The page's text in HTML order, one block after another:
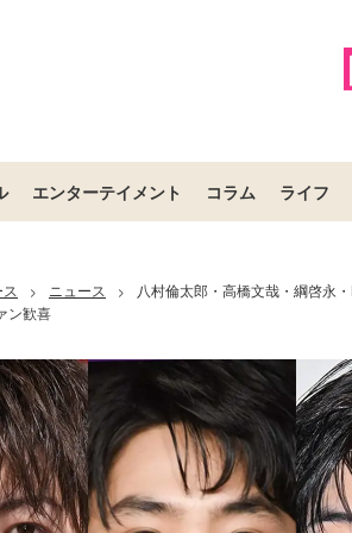
エンターテイメント コラム ライフ
> ニュース >
八村倫太郎・高橋文哉・綱啓永
ン歓喜